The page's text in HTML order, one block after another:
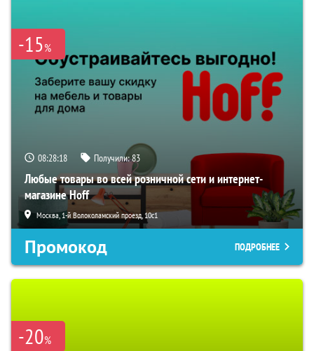
-15%
08:28:17 Получили:83
Любые товары во всей розничной сети и интернет-
магазине Hoff
Москва, 1-й Волоколамский проезд, 10с1
Промокод ПОДРОБНЕЕ
-20%